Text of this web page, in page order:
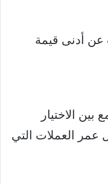
عن أدنى قيمة
الاختيار
عمر العملات التي